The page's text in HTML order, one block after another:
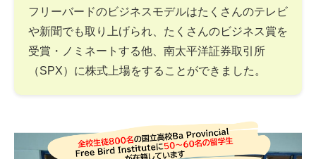
フリーバードのビジネスモデルはたくさんのテレビ
や新聞でも取り上げられ、たくさんのビジネス賞を
受賞・ノミネートする他、南太平洋証券取引所
（SPX）に株式上場をすることができました。